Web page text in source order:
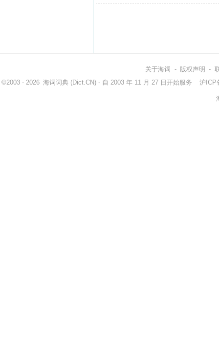
关于海词 - 版权声明 -
©2003 - 2026 海词词典 (Dict.CN) - 自 2003 年 11 月 27 日开始服务 沪ICP